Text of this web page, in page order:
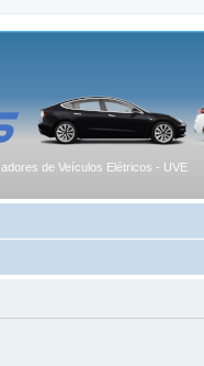
de Veículos Elétricos - UVE